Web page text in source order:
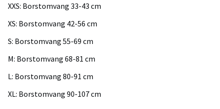
XXS: Borstomvang 33-43 cm
XS: Borstomvang 42-56 cm
S: Borstomvang 55-69 cm
M: Borstomvang 68-81 cm
L: Borstomvang 80-91 cm
XL: Borstomvang 90-107 cm